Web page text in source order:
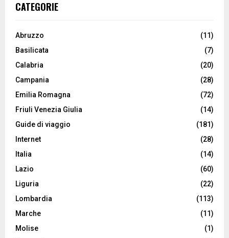
CATEGORIE
Abruzzo
(11)
Basilicata
(7)
Calabria
(20)
Campania
(28)
Emilia Romagna
(72)
Friuli Venezia Giulia
(14)
Guide di viaggio
(181)
Internet
(28)
Italia
(14)
Lazio
(60)
Liguria
(22)
Lombardia
(113)
Marche
(11)
Molise
(1)